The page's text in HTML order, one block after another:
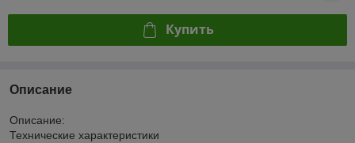
Купить
Описание
Описание:
Технические характеристики